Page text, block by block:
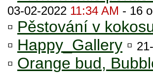
03-02-2022 11:34 AM - 16
▫ Pěstování v
▫ Happy_Gallery ▫
▫ Orange bud,